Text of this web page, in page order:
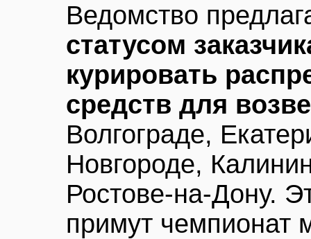
Ведомство
статусом
курировать
средств для
Волгограде,
Новгороде,
Ростове-на-Дону.
примут чемпионат